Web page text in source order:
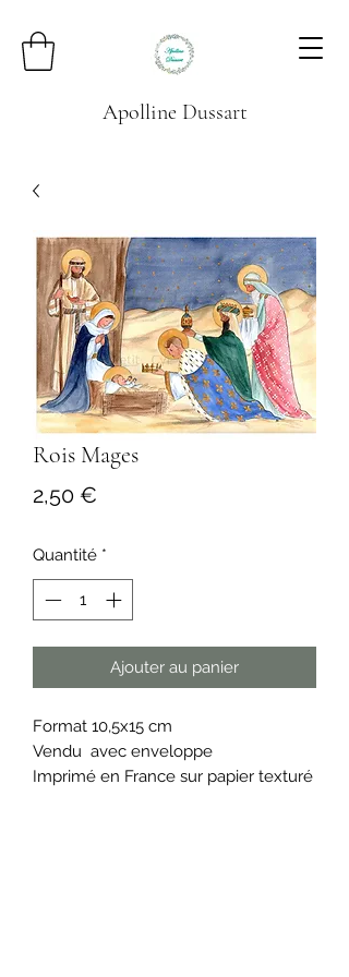
Apolline Dussart
Rois Mages
2,50 €
Quantité *
Ajouter au panier
Format 10,5x15 cm
Vendu avec enveloppe
Imprimé en France sur papier texturé